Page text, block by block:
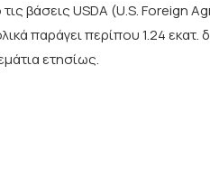
βάσεις USDA (U.S.
παράγει περίπου 1.24 εκατ.
ετησίως.